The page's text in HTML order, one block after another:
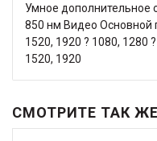
Умное
850 нм Видео Основной
1520, 1920 ? 1080, 1280
1520, 1920
СМОТРИТЕ ТАК ЖЕ